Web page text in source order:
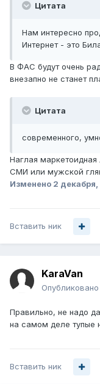
Цитата
Нам интересно
Интернет - это
В ФАС будут очень
внезапно не станет
Цитата
современного,
Наглая
СМИ или мужской
Изменено 2 декабря,
Вставить ник
KaraVan
Опубликовано
Правильно, не надо
на самом деле тупые
Вставить ник